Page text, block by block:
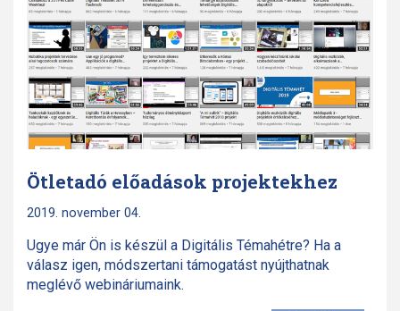
Ötletadó előadások projektekhez
2019. november 04.
Ugye már Ön is készül a Digitális Témahétre? Ha a
válasz igen, módszertani támogatást nyújthatnak
meglévő webináriumaink.